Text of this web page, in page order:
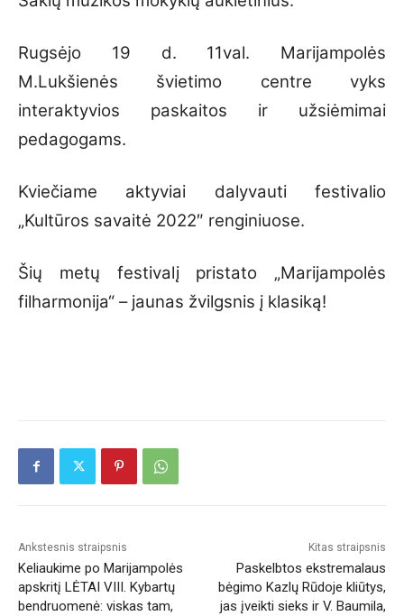
Rugsėjo 19 d. 11val. Marijampolės
M.Lukšienės švietimo centre vyks
interaktyvios paskaitos ir užsiėmimai
pedagogams.
Kviečiame aktyviai dalyvauti festivalio
„Kultūros savaitė 2022″ renginiuose.
Šių metų festivalį pristato „Marijampolės
filharmonija“ – jaunas žvilgsnis į klasiką!
Ankstesnis straipsnis
Keliaukime po Marijampolės
apskritį LĖTAI VIII. Kybartų
bendruomenė: viskas tam,
Kitas straipsnis
Paskelbtos ekstremalaus
bėgimo Kazlų Rūdoje kliūtys,
jas įveikti sieks ir V. Baumila,